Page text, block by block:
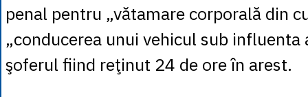
penal pentru „vătamare corporală din
„conducerea unui vehicul sub influenta
şoferul fiind reţinut 24 de ore în arest.